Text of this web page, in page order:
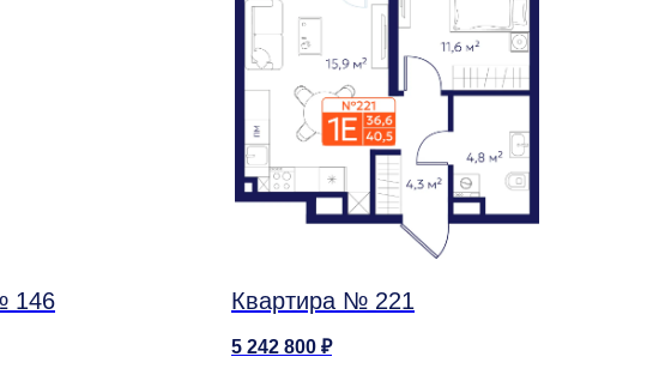
146 Квартира № 221
5 242 800 ₽